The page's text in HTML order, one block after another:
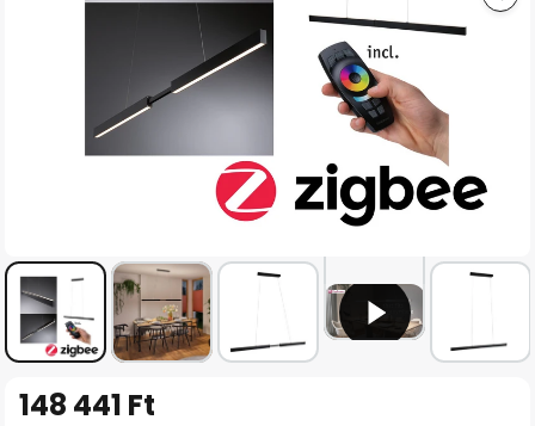
148 441 Ft